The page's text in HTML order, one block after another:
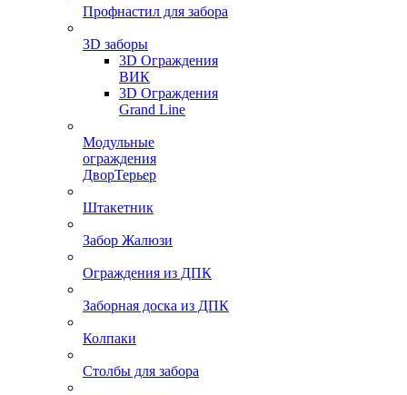
Профнастил для забора
3D заборы
3D Ограждения
ВИК
3D Ограждения
Grand Line
Модульные
ограждения
ДворТерьер
Штакетник
Забор Жалюзи
Ограждения из ДПК
Заборная доска из ДПК
Колпаки
Столбы для забора